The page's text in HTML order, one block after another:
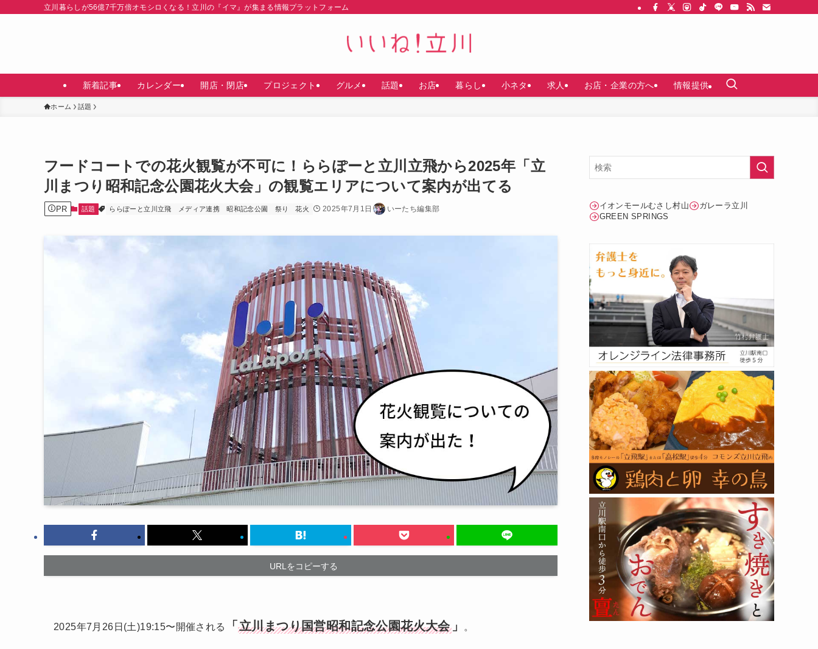
立川暮らしが56億7千万倍オモシロくなる！立川の『イマ』が集まる情報プラットフォーム
新着記事 カレンダー 開店・閉店 プロジェクト グルメ 話題 お店 暮らし 小ネタ 求人 お店・企業の方へ 情報提供
ホーム 話題
フードコートでの花火観覧が不可に！ららぽーと立川立飛から2025年「立
川まつり昭和記念公園花火大会」の観覧エリアについて案内が出てる
PR 話題 ららぽーと立川立飛 メディア連携 昭和記念公園 祭り 花火 2025年7月1日 いーたち編集部
URLをコピーする
2025年7月26日(土)19:15〜開催される 「立川まつり国営昭和記念公園花火大会」 。
イオンモールむさし村山
ガレーラ立川
GREEN SPRINGS